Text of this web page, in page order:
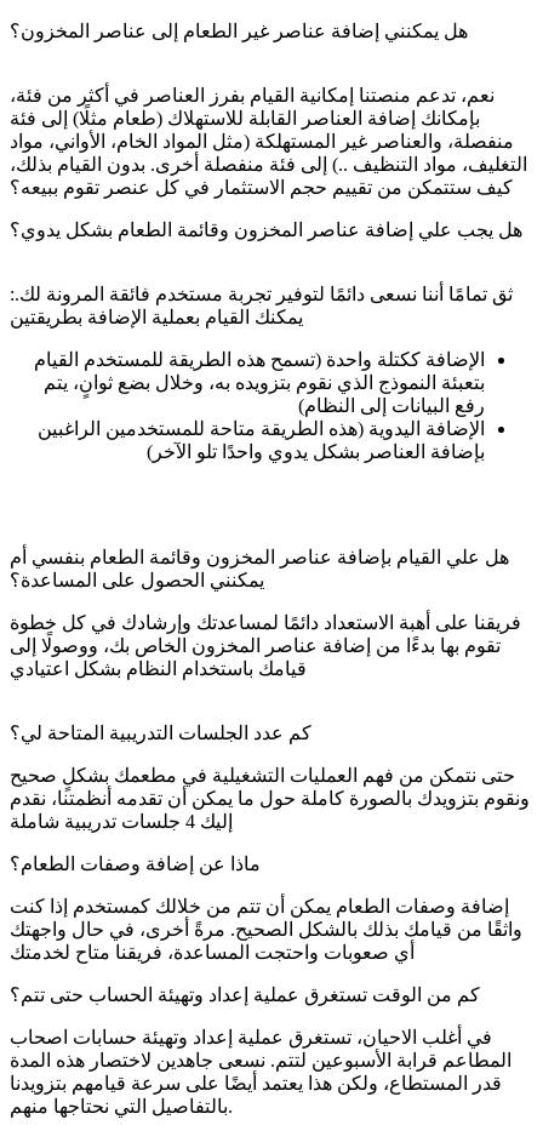
هل يمكنني إضافة عناصر غير الطعام إلى عناصر المخزون؟
نعم، تدعم منصتنا إمكانية القيام بفرز العناصر في أكثر من فئة،
بإمكانك إضافة العناصر القابلة للاستهلاك (طعام مثلًا) إلى فئة
منفصلة، والعناصر غير المستهلكة (مثل المواد الخام، الأواني، مواد
التغليف، مواد التنظيف ..) إلى فئة منفصلة أخرى. بدون القيام بذلك،
كيف ستتمكن من تقييم حجم الاستثمار في كل عنصر تقوم ببيعه؟
هل يجب علي إضافة عناصر المخزون وقائمة الطعام بشكل يدوي؟
:ثق تمامًا أننا نسعى دائمًا لتوفير تجربة مستخدم فائقة المرونة لك.
يمكنك القيام بعملية الإضافة بطريقتين
الإضافة ككتلة واحدة (تسمح هذه الطريقة للمستخدم القيام
بتعبئة النموذج الذي نقوم بتزويده به، وخلال بضع ثوانٍ، يتم
رفع البيانات إلى النظام)
الإضافة اليدوية (هذه الطريقة متاحة للمستخدمين الراغبين
بإضافة العناصر بشكل يدوي واحدًا تلو الآخر)
هل علي القيام بإضافة عناصر المخزون وقائمة الطعام بنفسي أم
يمكنني الحصول على المساعدة؟
فريقنا على أهبة الاستعداد دائمًا لمساعدتك وإرشادك في كل خطوة
تقوم بها بدءًا من إضافة عناصر المخزون الخاص بك، ووصولًا إلى
قيامك باستخدام النظام بشكل اعتيادي
كم عدد الجلسات التدريبية المتاحة لي؟
حتى نتمكن من فهم العمليات التشغيلية في مطعمك بشكلٍ صحيح
ونقوم بتزويدك بالصورة كاملة حول ما يمكن أن تقدمه أنظمتنا، نقدم
إليك 4 جلسات تدريبية شاملة
ماذا عن إضافة وصفات الطعام؟
إضافة وصفات الطعام يمكن أن تتم من خلالك كمستخدم إذا كنت
واثقًا من قيامك بذلك بالشكل الصحيح. مرةً أخرى، في حال واجهتك
أي صعوبات واحتجت المساعدة، فريقنا متاح لخدمتك
كم من الوقت تستغرق عملية إعداد وتهيئة الحساب حتى تتم؟
في أغلب الاحيان، تستغرق عملية إعداد وتهيئة حسابات اصحاب
المطاعم قرابة الأسبوعين لتتم. نسعى جاهدين لاختصار هذه المدة
قدر المستطاع، ولكن هذا يعتمد أيضًا على سرعة قيامهم بتزويدنا
بالتفاصيل التي نحتاجها منهم.